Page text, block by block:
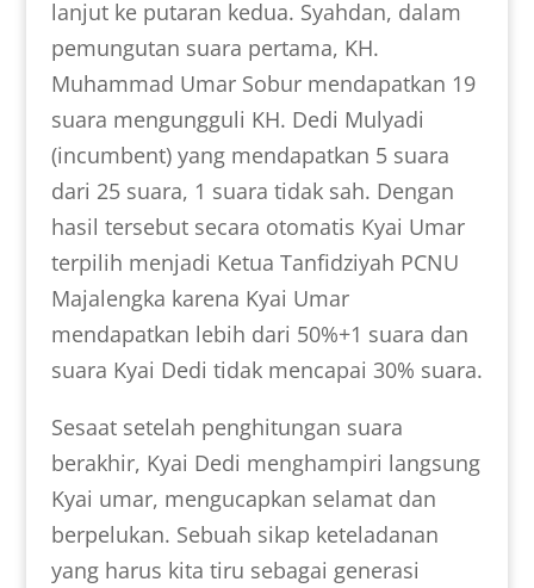
lanjut ke putaran kedua. Syahdan, dalam
pemungutan suara pertama, KH.
Muhammad Umar Sobur mendapatkan 19
suara mengungguli KH. Dedi Mulyadi
(incumbent) yang mendapatkan 5 suara
dari 25 suara, 1 suara tidak sah. Dengan
hasil tersebut secara otomatis Kyai Umar
terpilih menjadi Ketua Tanfidziyah PCNU
Majalengka karena Kyai Umar
mendapatkan lebih dari 50%+1 suara dan
suara Kyai Dedi tidak mencapai 30% suara.
Sesaat setelah penghitungan suara
berakhir, Kyai Dedi menghampiri langsung
Kyai umar, mengucapkan selamat dan
berpelukan. Sebuah sikap keteladanan
yang harus kita tiru sebagai generasi